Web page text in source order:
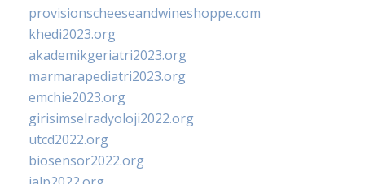
provisionscheeseandwineshoppe.com
khedi2023.org
akademikgeriatri2023.org
marmarapediatri2023.org
emchie2023.org
girisimselradyoloji2022.org
utcd2022.org
biosensor2022.org